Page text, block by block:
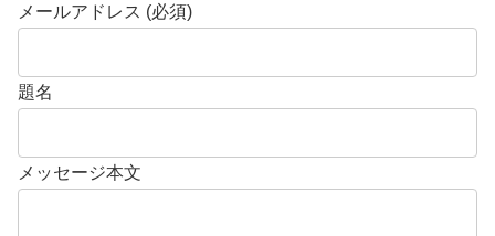
メールアドレス (必須)
題名
メッセージ本文